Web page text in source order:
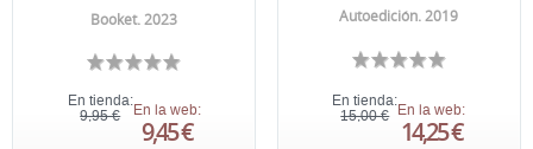
Booket. 2023
En tienda:
9,95 €
En la web:
9,45 €
Autoedición. 2019
En tienda:
15,00 € En la web:
14,25 €